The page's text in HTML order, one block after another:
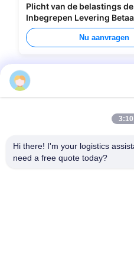
Plicht van de belastings
Inbegrepen Levering
Verschepen van Allerlei
Nu aanvragen
3:10
Hi there! I'm your logistics
need a free quote today?